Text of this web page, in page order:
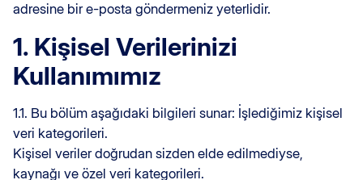
adresine bir e-posta göndermeniz yeterlidir.
1. Kişisel Verilerinizi
Kullanımımız
1.1. Bu bölüm aşağıdaki bilgileri sunar: İşlediğimiz kişisel
veri kategorileri.
Kişisel veriler doğrudan sizden elde edilmediyse,
kaynağı ve özel veri kategorileri.